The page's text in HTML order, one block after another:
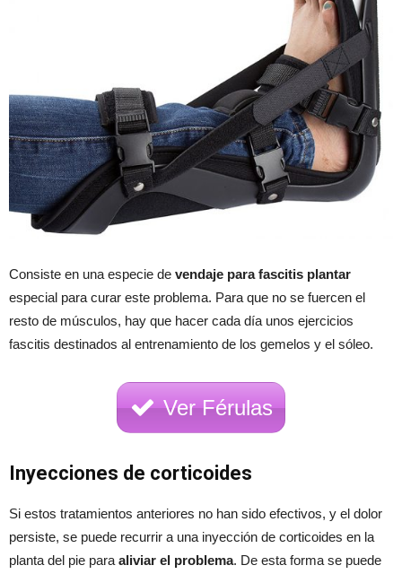
Consiste en una especie de vendaje para fascitis plantar
especial para curar este problema. Para que no se fuercen el
resto de músculos, hay que hacer cada día unos ejercicios
fascitis destinados al entrenamiento de los gemelos y el sóleo.
Ver Férulas
Inyecciones de corticoides
Si estos tratamientos anteriores no han sido efectivos, y el dolor
persiste, se puede recurrir a una inyección de corticoides en la
planta del pie para aliviar el problema. De esta forma se puede